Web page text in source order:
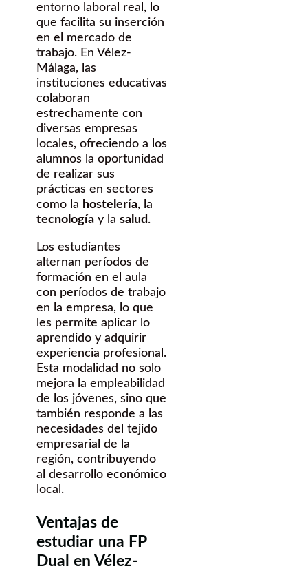
entorno laboral real, lo
que facilita su inserción
en el mercado de
trabajo. En Vélez-
Málaga, las
instituciones educativas
colaboran
estrechamente con
diversas empresas
locales, ofreciendo a los
alumnos la oportunidad
de realizar sus
prácticas en sectores
como la hostelería, la
tecnología y la salud.
Los estudiantes
alternan períodos de
formación en el aula
con períodos de trabajo
en la empresa, lo que
les permite aplicar lo
aprendido y adquirir
experiencia profesional.
Esta modalidad no solo
mejora la empleabilidad
de los jóvenes, sino que
también responde a las
necesidades del tejido
empresarial de la
región, contribuyendo
al desarrollo económico
local.
Ventajas de
estudiar una FP
Dual en Vélez-